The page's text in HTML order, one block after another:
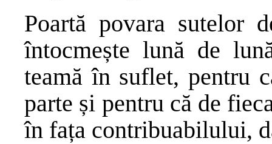
Poartă povara sutelor
întocmește lună de
teamă în suflet, pentru
parte și pentru că de
în fața contribuabilului,